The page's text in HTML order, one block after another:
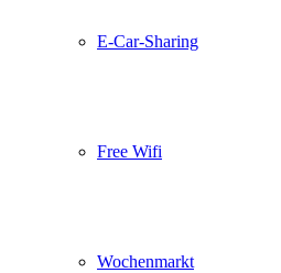
E-Car-Sharing
Free Wifi
Wochenmarkt